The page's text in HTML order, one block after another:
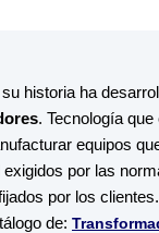
historia ha
. Tecnología
equipos
exigidos por las
por los
de: